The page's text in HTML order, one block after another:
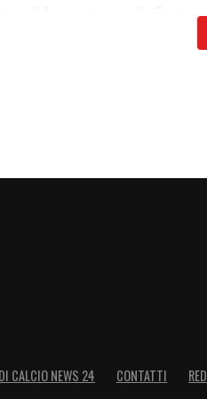
«Ha avuto un
una ripresa, al
CALCIO NEWS 24 CONTATTI